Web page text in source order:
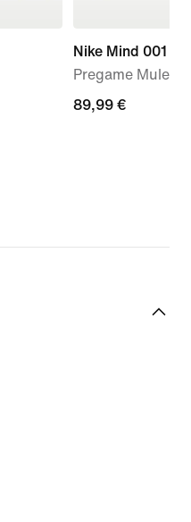
Nike Mind 001
Pregame Mule
89,99 €
89,99 €